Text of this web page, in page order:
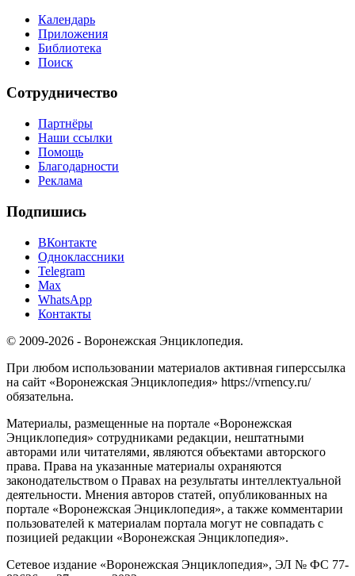
Календарь
Приложения
Библиотека
Поиск
Сотрудничество
Партнёры
Наши ссылки
Помощь
Благодарности
Реклама
Подпишись
ВКонтакте
Одноклассники
Telegram
Max
WhatsApp
Контакты
© 2009-2026 - Воронежская Энциклопедия.
При любом использовании материалов активная гиперссылка
на сайт «Воронежская Энциклопедия» https://vrnency.ru/
обязательна.
Материалы, размещенные на портале «Воронежская
Энциклопедия» сотрудниками редакции, нештатными
авторами или читателями, являются объектами авторского
права. Права на указанные материалы охраняются
законодательством о Правах на результаты интеллектуальной
деятельности. Мнения авторов статей, опубликованных на
портале «Воронежская Энциклопедия», а также комментарии
пользователей к материалам портала могут не совпадать с
позицией редакции «Воронежская Энциклопедия».
Сетевое издание «Воронежская Энциклопедия», ЭЛ № ФС 77-